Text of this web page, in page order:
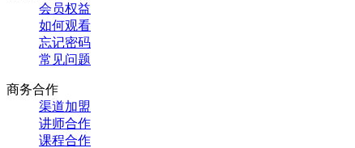
会员权益
如何观看
忘记密码
常见问题
商务合作
渠道加盟
讲师合作
课程合作